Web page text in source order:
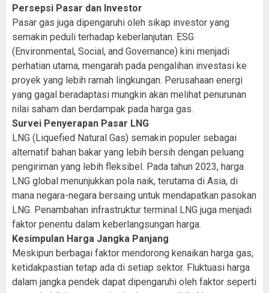
Persepsi Pasar dan Investor
Pasar gas juga dipengaruhi oleh sikap investor yang
semakin peduli terhadap keberlanjutan. ESG
(Environmental, Social, and Governance) kini menjadi
perhatian utama, mengarah pada pengalihan investasi ke
proyek yang lebih ramah lingkungan. Perusahaan energi
yang gagal beradaptasi mungkin akan melihat penurunan
nilai saham dan berdampak pada harga gas.
Survei Penyerapan Pasar LNG
LNG (Liquefied Natural Gas) semakin populer sebagai
alternatif bahan bakar yang lebih bersih dengan peluang
pengiriman yang lebih fleksibel. Pada tahun 2023, harga
LNG global menunjukkan pola naik, terutama di Asia, di
mana negara-negara bersaing untuk mendapatkan pasokan
LNG. Penambahan infrastruktur terminal LNG juga menjadi
faktor penentu dalam keberlangsungan harga.
Kesimpulan Harga Jangka Panjang
Meskipun berbagai faktor mendorong kenaikan harga gas,
ketidakpastian tetap ada di setiap sektor. Fluktuasi harga
dalam jangka pendek dapat dipengaruhi oleh faktor seperti